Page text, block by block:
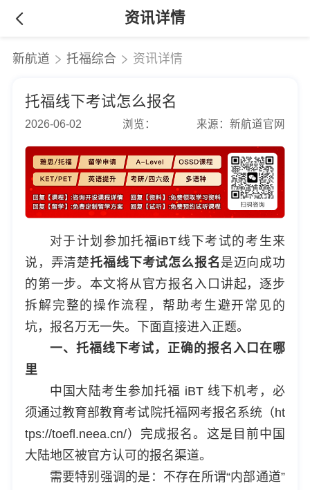
资讯详情
新航道 托福综合 资讯详情
托福线下考试怎么报名
2026-06-02 浏览： 来源：新航道官网
对于计划参加托福iBT线下考试的考生来
说，弄清楚托福线下考试怎么报名 是迈向成功
的第一步。本文将从官方报名入口讲起，逐步
拆解完整的操作流程，帮助考生避开常见的
坑，报名万无一失。下面直接进入正题。
一、托福线下考试，正确的报名入口在哪
里
中国大陆考生参加托福 iBT 线下机考，必
须通过教育部教育考试院托福网考报名系统（ht
tps://toefl.neea.cn/）完成报名。这是目前中国
大陆地区被官方认可的报名渠道。
需要特别强调的是：不存在所谓“内部通道”